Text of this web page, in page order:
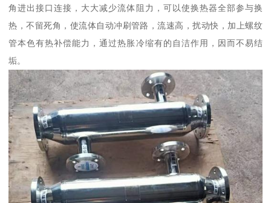
角进出接口连接，大大减少流体阻力，可以使换热器全部参与换
热，不留死角，使流体自动冲刷管路，流速高，扰动快，加上螺纹
管本色有热补偿能力，通过热胀冷缩有的自洁作用，因而不易结
垢。